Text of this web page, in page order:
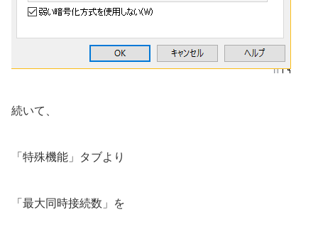
続いて、
「特殊機能」タブより
「最大同時接続数」を